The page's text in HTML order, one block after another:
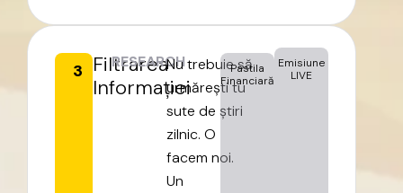
3 Filtrarea
Informației
RESEARCH
Nu trebuie să
urmăreștitu
sute de știri
zilnic. O
facem noi.
Un
Pastila
Financiară
Emisiune
LIVE